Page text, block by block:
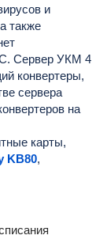
и
также
Сервер УКМ 4
конвертеры,
сервера
на
карты,
KB80,